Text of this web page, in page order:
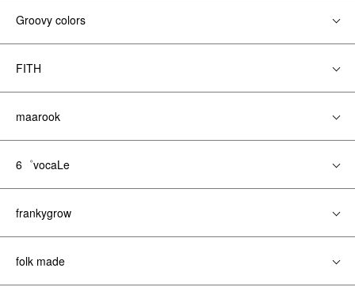
Groovy colors
FITH
maarook
6゜vocaLe
frankygrow
folk made